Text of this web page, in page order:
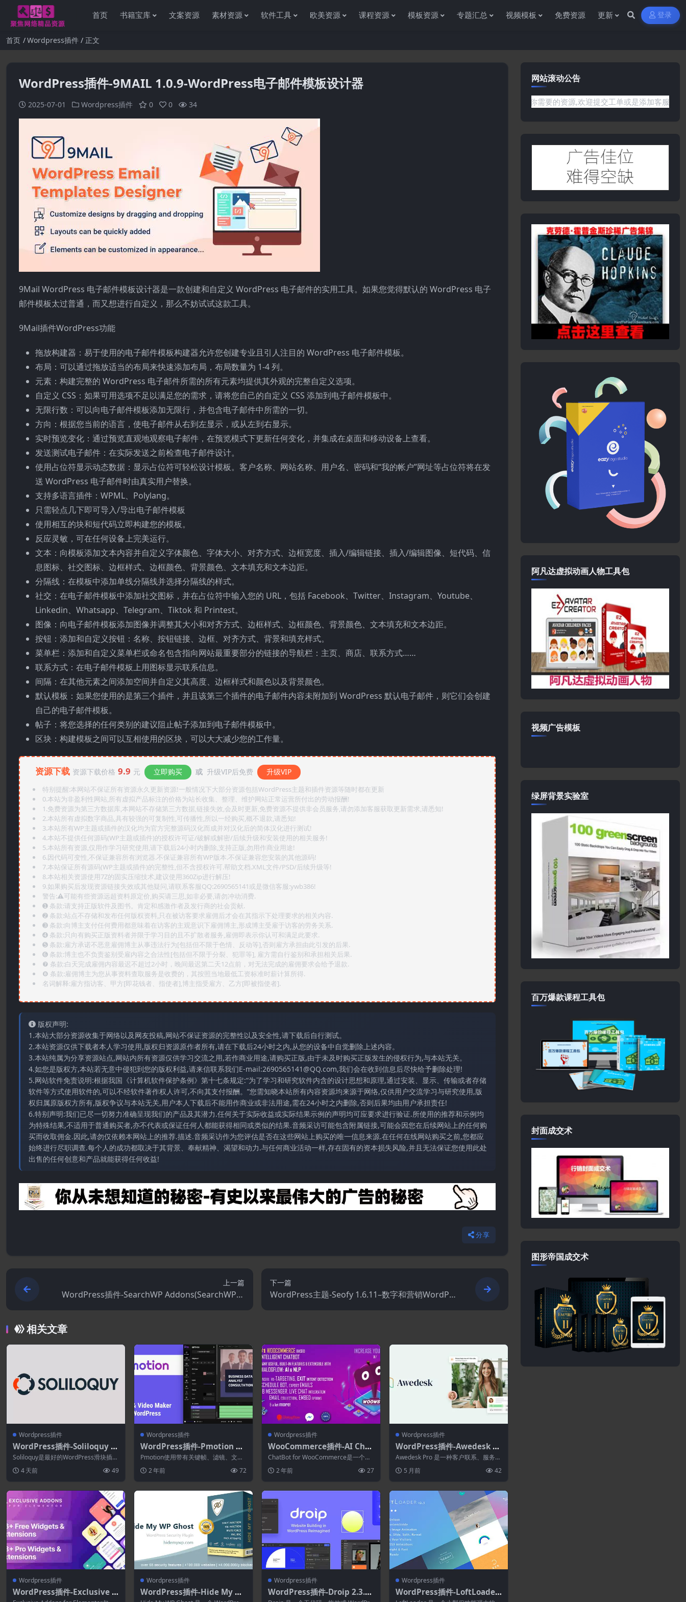
首页 书籍宝库 文案资源 素材资源 软件工具 欧美资源 课程资源 模板资源 专题汇总 视频模板 免费资源 更新 登录
首页 Wordpress插件 正文
WordPress插件-9MAIL 1.0.9-WordPress电子邮件模板设计器
2025-07-01 Wordpress插件 0 0 34
9Mail WordPress 电子邮件模板设计器是一款创建和自定义 WordPress 电子邮件的实用工具。如果您觉得默认的 WordPress 电子
邮件模板太过普通，而又想进行自定义，那么不妨试试这款工具。
9Mail插件WordPress功能
拖放构建器：易于使用的电子邮件模板构建器允许您创建专业且引人注目的 WordPress 电子邮件模板。
布局：可以通过拖放适当的布局来快速添加布局，布局数量为 1-4 列。
元素：构建完整的 WordPress 电子邮件所需的所有元素均提供其外观的完整自定义选项。
自定义 CSS：如果可用选项不足以满足您的需求，请将您自己的自定义 CSS 添加到电子邮件模板中。
无限行数：可以向电子邮件模板添加无限行，并包含电子邮件中所需的一切。
方向：根据您当前的语言，使电子邮件从右到左显示，或从左到右显示。
实时预览变化：通过预览直观地观察电子邮件，在预览模式下更新任何变化，并集成在桌面和移动设备上查看。
发送测试电子邮件：在实际发送之前检查电子邮件设计。
使用占位符显示动态数据：显示占位符可轻松设计模板。客户名称、网站名称、用户名、密码和“我的帐户”网址等占位符将在发
送 WordPress 电子邮件时由真实用户替换。
支持多语言插件：WPML、Polylang。
只需轻点几下即可导入/导出电子邮件模板
使用相互的块和短代码立即构建您的模板。
反应灵敏，可在任何设备上完美运行。
文本：向模板添加文本内容并自定义字体颜色、字体大小、对齐方式、边框宽度、插入/编辑链接、插入/编辑图像、短代码、信
息图标、社交图标、边框样式、边框颜色、背景颜色、文本填充和文本边距。
分隔线：在模板中添加单线分隔线并选择分隔线的样式。
社交：在电子邮件模板中添加社交图标，并在占位符中输入您的 URL，包括 Facebook、Twitter、Instagram、Youtube、
Linkedin、Whatsapp、Telegram、Tiktok 和 Printest。
图像：向电子邮件模板添加图像并调整其大小和对齐方式、边框样式、边框颜色、背景颜色、文本填充和文本边距。
按钮：添加和自定义按钮：名称、按钮链接、边框、对齐方式、背景和填充样式。
菜单栏：添加和自定义菜单栏或命名包含指向网站最重要部分的链接的导航栏：主页、商店、联系方式……
联系方式：在电子邮件模板上用图标显示联系信息。
间隔：在其他元素之间添加空间并自定义其高度、边框样式和颜色以及背景颜色。
默认模板：如果您使用的是第三个插件，并且该第三个插件的电子邮件内容未附加到 WordPress 默认电子邮件，则它们会创建
自己的电子邮件模板。
帖子：将您选择的任何类别的建议阻止帖子添加到电子邮件模板中。
区块：构建模板之间可以互相使用的区块，可以大大减少您的工作量。
资源下载 资源下载价格 9.9 元 立即购买 或 升级VIP后免费 升级VIP
特别提醒:本网站不保证所有资源永久更新资源!一般情况下大部分资源包括WordPress主题和插件资源等随时都在更新
0.本站为非盈利性网站,所有虚拟产品标注的价格为站长收集、整理、维护网站正常运营所付出的劳动报酬!
1.免费资源为第三方数据库,本网站不存储第三方数据,链接失效,会及时更新,免费资源不提供非会员服务,请勿添加客服获取更新需求,请悉知!
2.本站所有虚拟数字商品,具有较强的可复制性,可传播性,所以一经购买,概不退款,请悉知!
3.本站所有WP主题或插件的汉化均为官方完整源码汉化而成并对汉化后的简体汉化进行测试!
4.本站不提供任何源码(WP主题或插件)的授权许可证/破解或解密/后续升级和安装使用的相关服务!
5.本站所有资源,仅用作学习研究使用,请下载后24小时内删除,支持正版,勿用作商业用途!
6.因代码可变性,不保证兼容所有浏览器.不保证兼容所有WP版本.不保证兼容您安装的其他源码!
7.本站保证所有源码(WP主题或插件)的完整性,但不含授权许可.帮助文档.XML文件/PSD/后续升级等!
8.本站相关资源使用7Z的固实压缩技术,建议使用360Zip进行解压!
9.如果购买后发现资源链接失效或其他疑问,请联系客服QQ:2690565141或是微信客服:ywb386!
警告:⚠️可能有些资源远超资料原定价,购买请三思,如非必要,请勿冲动消费.
➊️ 条款:请支持正版软件及图书。肯定和感激作者及发行商的社会贡献.
➋️ 条款:站点不存储和发布任何版权资料,只在被访客要求雇佣后才会在其指示下处理要求的相关内容.
➌️ 条款:向博主支付任何费用都意味着在访客的主观意识下雇佣博主,形成博主受雇于访客的劳务关系.
➍️ 条款:只向有购买正版资料者并限于学习目的且不扩散者服务,雇佣即表示你认可和满足此要求.
➎ 条款:雇方承诺不恶意雇佣博主从事违法行为[包括但不限于色情、反动等],否则雇方承担由此引发的后果.
➏️ 条款:博主也不负责鉴别受雇内容之合法性[包括但不限于分裂、犯罪等], 雇方需自行鉴别和承担相关后果.
❼ 条款:白天完成雇佣内容最迟不超过2小时，晚间最迟第二天12点前，对无法完成的雇佣要求会给予退款.
❽ 条款:雇佣博主为您从事资料查取服务是收费的，其按照当地最低工资标准时薪计算所得.
名词解释:雇方指访客、甲方[即花钱者、指使者],博主指受雇方、乙方[即被指使者].
版权声明:
1.本站大部分资源收集于网络以及网友投稿,网站不保证资源的完整性以及安全性,请下载后自行测试。
2.本站资源仅供下载者本人学习使用,版权归资源原作者所有,请在下载后24小时之内,从您的设备中自觉删除上述内容。
3.本站纯属为分享资源站点,网站内所有资源仅供学习交流之用,若作商业用途,请购买正版,由于未及时购买正版发生的侵权行为,与本站无关。
4.如您是版权方,本站若无意中侵犯到您的版权利益,请来信联系我们E-mail:2690565141@QQ.com,我们会在收到信息后尽快给予删除处理!
5.网站软件免责说明:根据我国《计算机软件保护条例》第十七条规定:“为了学习和研究软件内含的设计思想和原理,通过安装、显示、传输或者存储
软件等方式使用软件的,可以不经软件著作权人许可,不向其支付报酬。”您需知晓本站所有内容资源均来源于网络,仅供用户交流学习与研究使用,版
权归属原版权方所有,版权争议与本站无关,用户本人下载后不能用作商业或非法用途,需在24小时之内删除,否则后果均由用户承担责任!
6.特别声明:我们已尽一切努力准确呈现我们的产品及其潜力.任何关于实际收益或实际结果示例的声明均可应要求进行验证.所使用的推荐和示例均
为特殊结果,不适用于普通购买者,亦不代表或保证任何人都能获得相同或类似的结果.音频采访可能包含附属链接,可能会因您在后续网站上的任何购
买而收取佣金.因此,请勿仅依赖本网站上的推荐.描述.音频采访作为您评估是否在这些网站上购买的唯一信息来源.在任何在线网站购买之前,您都应
始终进行尽职调查.每个人的成功都取决于其背景、奉献精神、渴望和动力.与任何商业活动一样,存在固有的资本损失风险,并且无法保证您使用此处
出售的任何创意和产品就能获得任何收益!
分享
上一篇
WordPress插件-SearchWP Addons(SearchWP拓
展)–WordPress搜索插件
下一篇
WordPress主题-Seofy 1.6.11–数字和营销WordPre
ss主题
相关文章
Wordpress插件
WordPress插件-Soliloquy 2.
7.4–WordPress滑块插件
Soliloquy是最好的WordPress滑块插
4 天前 49
Wordpress插件
WordPress插件-Pmotion 1.
2–WordPress的动画GIF和视
频制作器
Pmotion使用带有关键帧、滤镜、文本
作动画...
2 年前 72
Wordpress插件
WooCommerce插件-AI Chat
Bot for WooCommerce 14.
0.7
ChatBot for WooCommerce是一个插
2 年前 27
Wordpress插件
WordPress插件-Awedesk Pr
o (formerly Almighty Supp
ort) 1.9.1
Awedesk Pro 是一种客户联系、服务和
互...5 月前 42
Wordpress插件
WordPress插件-Exclusive A
Wordpress插件
WordPress插件-Hide My W
Wordpress插件
WordPress插件-Droip 2.3.10
Wordpress插件
WordPress插件-LoftLoader
网站滚动公告
感谢您访问资源杂货铺获取各种信息资源!如果遇到任何问题或是网站没有你需要的资源,欢迎提交工单或是添加客服微信:ywb386
阿凡达虚拟动画人物工具包
视频广告模板
绿屏背景实验室
百万爆款课程工具包
封面成交术
图形帝国成交术